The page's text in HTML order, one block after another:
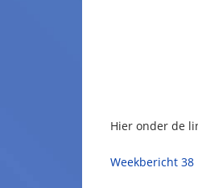
Hier onder de
Weekbericht 38